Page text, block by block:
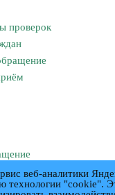
проверок
край, Александровский
ул.Октябрьская, д.40
веб-аналитики
технологии "cookie".